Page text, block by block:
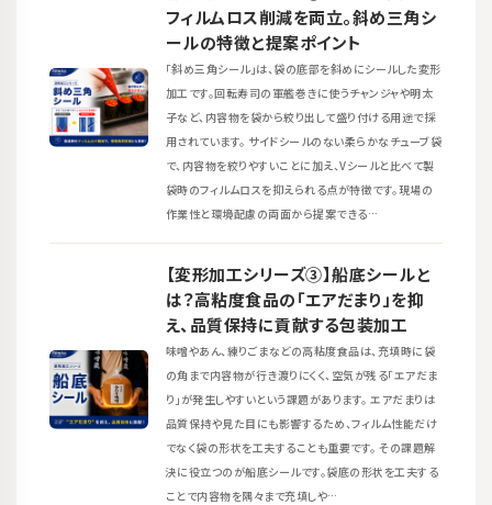
フィルムロス削減を両立。斜め三角シ
ールの特徴と提案ポイント
「斜め三角シール」は、袋の底部を斜めにシールした変形
加工です。回転寿司の軍艦巻きに使うチャンジャや明太
子など、内容物を袋から絞り出して盛り付ける用途で採
用されています。 サイドシールのない柔らかなチューブ袋
で、内容物を絞りやすいことに加え、Vシールと比べて製
袋時のフィルムロスを抑えられる点が特徴です。現場の
作業性と環境配慮の両面から提案できる…
【変形加工シリーズ③】船底シールと
は？高粘度食品の「エアだまり」を抑
え、品質保持に貢献する包装加工
味噌やあん、練りごまなどの高粘度食品は、充填時に袋
の角まで内容物が行き渡りにくく、空気が残る「エアだま
り」が発生しやすいという課題があります。 エアだまりは
品質保持や見た目にも影響するため、フィルム性能だけ
でなく袋の形状を工夫することも重要です。 その課題解
決に役立つのが船底シールです。袋底の形状を工夫する
ことで内容物を隅々まで充填しや…